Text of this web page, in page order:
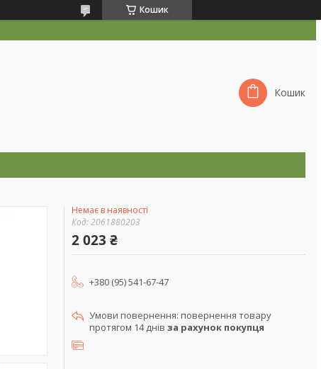
Кошик
Кошик
Немає в наявності
Код:2061880203
2 023 ₴
+380 (95) 541-67-47
повернення товару
протягом 14 днів за рахунок покупця